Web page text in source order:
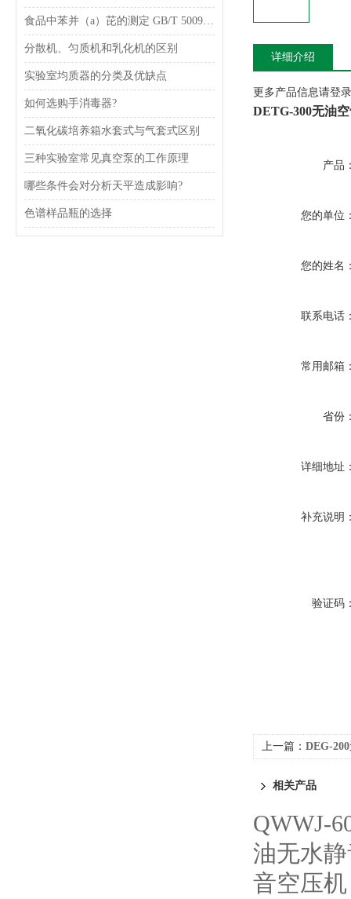
食品中苯并（a）芘的测定 GB/T 5009.27-2003
分散机、匀质机和乳化机的区别
实验室均质器的分类及优缺点
如何选购手消毒器?
二氧化碳培养箱水套式与气套式区别
三种实验室常见真空泵的工作原理
哪些条件会对分析天平造成影响?
色谱样品瓶的选择
详细介绍
更多产品信息请登
DETG-300无油
产品
您的单位
您的姓名
联系电话
常用邮箱
省份
详细地址
补充说明
验证码
上一篇： DEG-
相关产品
QWWJ-
油无水
音空压